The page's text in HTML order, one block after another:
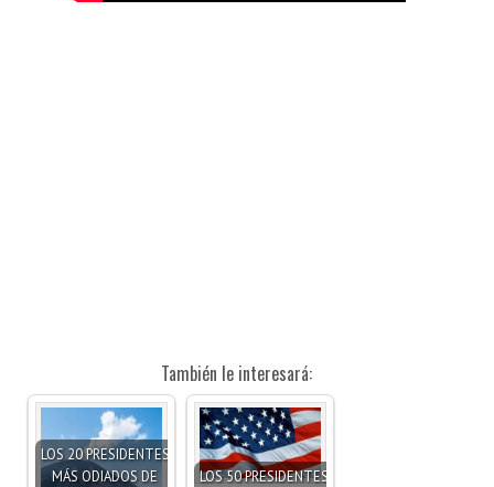
También le interesará:
LOS 20 PRESIDENTES
MÁS ODIADOS DE
LOS 50 PRESIDENTES